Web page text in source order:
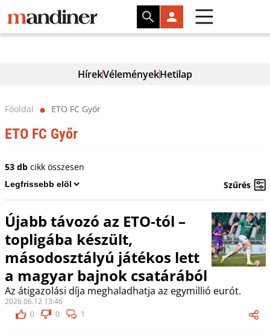
HírekVéleményekHetilap
Főoldal ⬤ ETO FC Győr
ETO FC Győr
53 dbcikk összesen
Szűrés
Újabb távozó az ETO-tól –
topligába készült,
másodosztályú játékos lett
a magyar bajnok csatárából
Az átigazolási díja meghaladhatja az egymillió eurót.
2026.06.12 13:46
0
0 1